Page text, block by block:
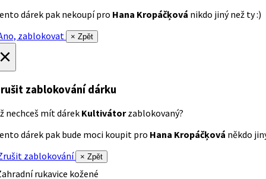
dárek pak nekoupí pro Hana Kropáčķová nikdo jiný než ty :)
zablokovat
× Zpět
zablokování dárku
nechceš mít dárek Kultivátorzablokovaný?
dárek pak bude moci koupit pro Hana Kropáčķová někdo
zablokování
× Zpět